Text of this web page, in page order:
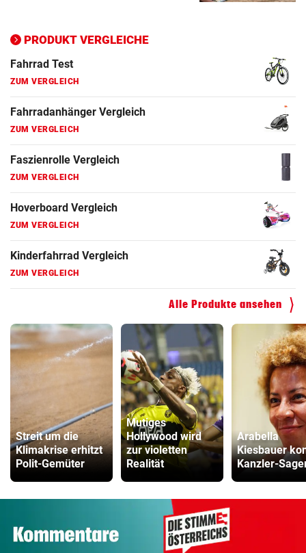
PRODUKT VERGLEICHE
ZUM VERGLEICH
Fahrrad Test
ZUM VERGLEICH
Fahrradanhänger Vergleich
ZUM VERGLEICH
Faszienrolle Vergleich
ZUM VERGLEICH
Hoverboard Vergleich
ZUM VERGLEICH
Kinderfahrrad Vergleich
ZUM VERGLEICH
Alle Produkte ansehen
Streit um die
Klimakrise erhitzt
Polit-Gemüter
Mutiges
Hollywood wird
zur violetten
Realität
Arabella
Kiesbauer
Kanzler-